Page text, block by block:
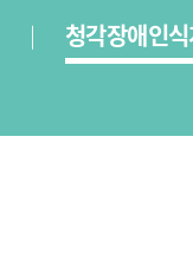
청각장애인